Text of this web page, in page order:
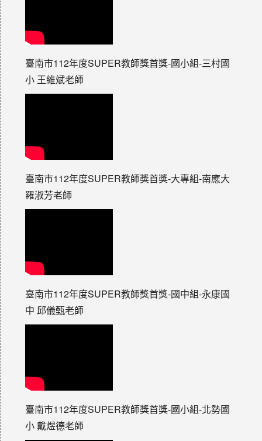
臺南市112年度SUPER教師獎首獎-國小組-三村國
小 王維斌老師
臺南市112年度SUPER教師獎首獎-大專組-南應大
羅淑芳老師
臺南市112年度SUPER教師獎首獎-國中組-永康國
中 邱儀甄老師
臺南市112年度SUPER教師獎首獎-國小組-北勢國
小 戴煜德老師